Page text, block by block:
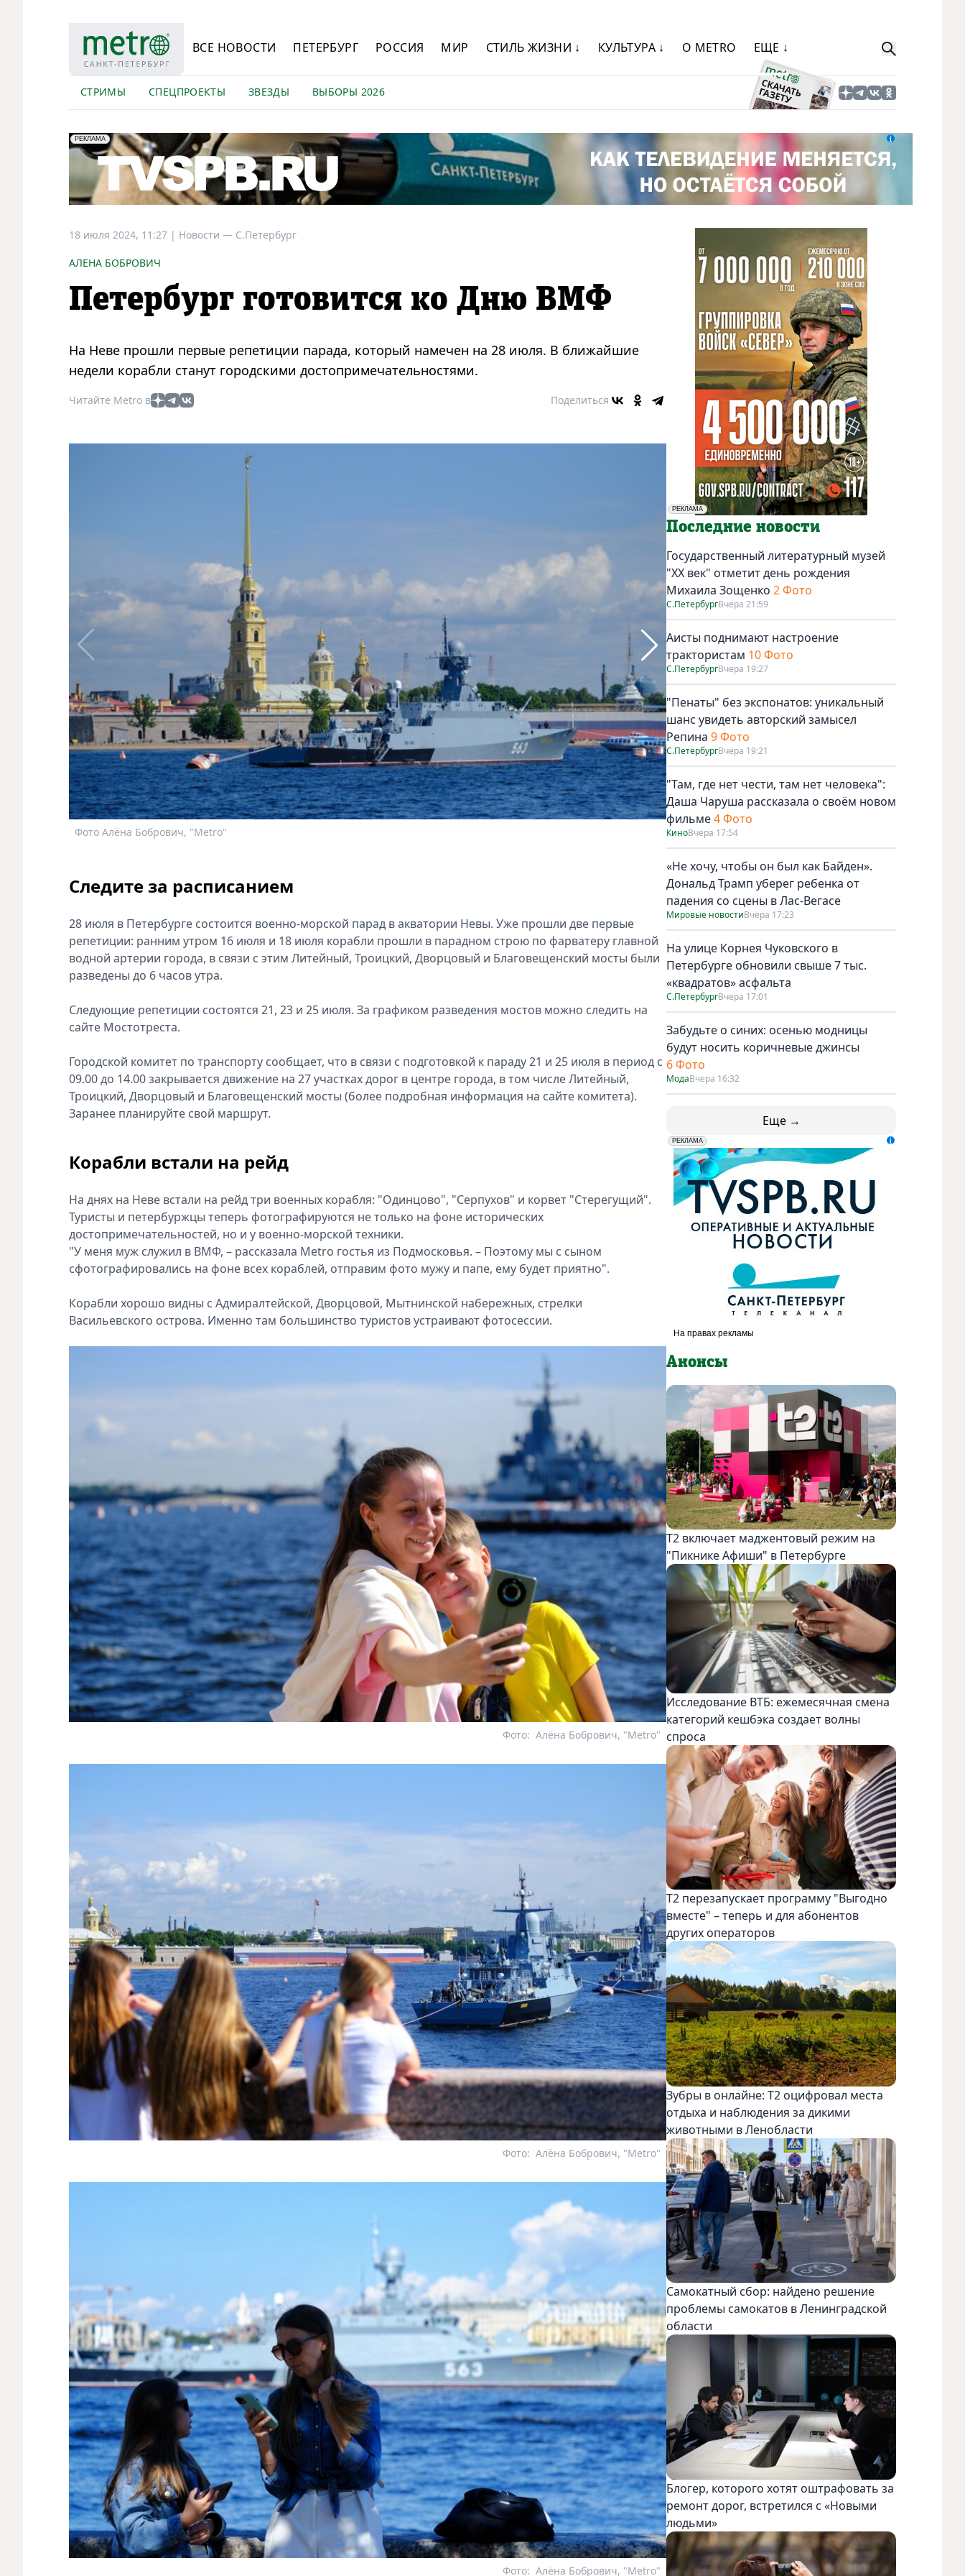
ВСЕ НОВОСТИ ПЕТЕРБУРГ РОССИЯ МИР СТИЛЬ ЖИЗНИ ↓ КУЛЬТУРА ↓ О METRO ЕЩЕ ↓
СТРИМЫ СПЕЦПРОЕКТЫ ЗВЕЗДЫ ВЫБОРЫ 2026
erid: LdtCK5Efv
РЕКЛАМА
АО "ГАТР", ИНН: 7841320717
18 июля 2024, 11:27 | Новости — С.Петербург
АЛЕНА БОБРОВИЧ
Петербург готовится ко Дню ВМФ
На Неве прошли первые репетиции парада, который намечен на 28 июля. В ближайшие
недели корабли станут городскими достопримечательностями.
Читайте Metro в Поделиться
Фото Алёна Бобрович, "Metro" Фото Алёна Бобрович, "Metro"
Следите за расписанием
28 июля в Петербурге состоится военно-морской парад в акватории Невы. Уже прошли две первые
репетиции: ранним утром 16 июля и 18 июля корабли прошли в парадном строю по фарватеру главной
водной артерии города, в связи с этим Литейный, Троицкий, Дворцовый и Благовещенский мосты были
разведены до 6 часов утра.
Следующие репетиции состоятся 21, 23 и 25 июля. За графиком разведения мостов можно следить на
сайте Мостотреста.
Городской комитет по транспорту сообщает, что в связи с подготовкой к параду 21 и 25 июля в период с
09.00 до 14.00 закрывается движение на 27 участках дорог в центре города, в том числе Литейный,
Троицкий, Дворцовый и Благовещенский мосты (более подробная информация на сайте комитета).
Заранее планируйте свой маршрут.
Корабли встали на рейд
На днях на Неве встали на рейд три военных корабля: "Одинцово", "Серпухов" и корвет "Стерегущий".
Туристы и петербуржцы теперь фотографируются не только на фоне исторических
достопримечательностей, но и у военно-морской техники.
"У меня муж служил в ВМФ, – рассказала Metro гостья из Подмосковья. – Поэтому мы с сыном
сфотографировались на фоне всех кораблей, отправим фото мужу и папе, ему будет приятно".
Корабли хорошо видны с Адмиралтейской, Дворцовой, Мытнинской набережных, стрелки
Васильевского острова. Именно там большинство туристов устраивают фотосессии.
Алёна Бобрович, "Metro"
Фото:
Алёна Бобрович, "Metro"
Фото:
Алёна Бобрович, "Metro"
Фото:
РЕКЛАМА
Социальная реклама
Последние новости
Государственный литературный музей
"ХХ век" отметит день рождения
Михаила Зощенко 2 Фото
С.ПетербургВчера 21:59
Аисты поднимают настроение
трактористам 10 Фото
С.ПетербургВчера 19:27
"Пенаты" без экспонатов: уникальный
шанс увидеть авторский замысел
Репина 9 Фото
С.ПетербургВчера 19:21
"Там, где нет чести, там нет человека":
Даша Чаруша рассказала о своём новом
фильме4 Фото
КиноВчера 17:54
«Не хочу, чтобы он был как Байден».
Дональд Трамп уберег ребенка от
падения со сцены в Лас-Вегасе
Мировые новостиВчера 17:23
На улице Корнея Чуковского в
Петербурге обновили свыше 7 тыс.
«квадратов» асфальта
С.ПетербургВчера 17:01
Забудьте о синих: осенью модницы
будут носить коричневые джинсы
6 Фото
МодаВчера 16:32
Еще →
erid: LdtCK5udn
РЕКЛАМА
АО "ГАТР", ИНН: 7841320717
Анонсы
Т2 включает маджентовый режим на
"Пикнике Афиши" в Петербурге
Исследование ВТБ: ежемесячная смена
категорий кешбэка создает волны
спроса
Т2 перезапускает программу "Выгодно
вместе" – теперь и для абонентов
других операторов
Зубры в онлайне: Т2 оцифровал места
отдыха и наблюдения за дикими
животными в Ленобласти
Самокатный сбор: найдено решение
проблемы самокатов в Ленинградской
области
Блогер, которого хотят оштрафовать за
ремонт дорог, встретился с «Новыми
людьми»